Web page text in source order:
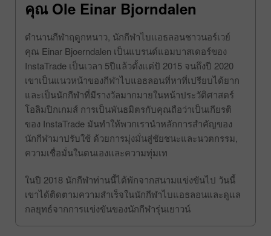
คุณ Ole Einar Bjorndalen
ตำนานกีฬาฤดูกหนาว, นักกีฬาไบแอธลอนชาวนอร์เวย์
คุณ Einar Bjoerndalen เป็นแบรนด์แอมบาสเดอร์ของ
InstaTrade เป็นเวลา 5ปีแล้วตั้งแต่ปั 2015 จนถึงปี 2020
เขาเป็นแนวหน้าของกีฬาไบแอธลอนที่หาที่เปรียบได้ยาก
และเป็นนักกีฬาที่มีรางวัลมากมายในหน้าประวัติศาสตร์
โอลิมปิกเกมส์ การเป็นพันธมิตรกับคุณถือว่าเป็นเกียรติ
ของ InstaTrade มันทำให้พวกเรานำหลักการสำคัญของ
นักกีฬามาปรับใช้ ด้วยการมุ่งมั่นสู่ชัยชนะและนวตกรรม,
ในปี 2018 นักกีฬาท่านนี้ได้พักจากสนามแข่งขันไป วันนี้
เขาได้ติดตามความสำเร็จในนักกีฬาไบแอธลอนและดูแล
กลยุทธ์จากการแข่งขันของนักกีฬารุ่นเยาวน์